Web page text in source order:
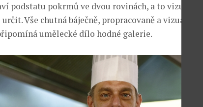
podstatu pokrmů ve dvou rovinách, a to vizuální a
Vše chutná báječně, propracovaně a vizuálně na
umělecké dílo hodné galerie.